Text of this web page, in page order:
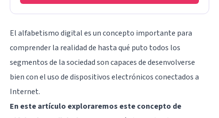
El alfabetismo digital es un concepto importante para
comprender la realidad de hasta qué puto todos los
segmentos de la sociedad son capaces de desenvolverse
bien con el uso de dispositivos electrónicos conectados a
Internet.
En este artículo exploraremos este concepto de